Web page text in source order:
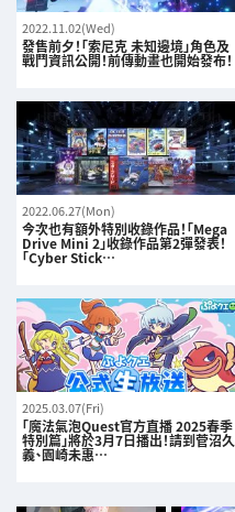
2022.11.02(Wed)
發售前夕！「索尼克 未知邊境」角色及
戰鬥資訊公開！前傳動畫也開始發布！
2022.06.27(Mon)
今次也有額外特別收錄作品！「Mega
Drive Mini 2」收錄作品第2彈發表！
「Cyber Stick…
2025.03.07(Fri)
「魔法氣泡Quest官方直播 2025春季
特別篇」將於3月7日播出！請到菅沼久
義、園崎未惠…